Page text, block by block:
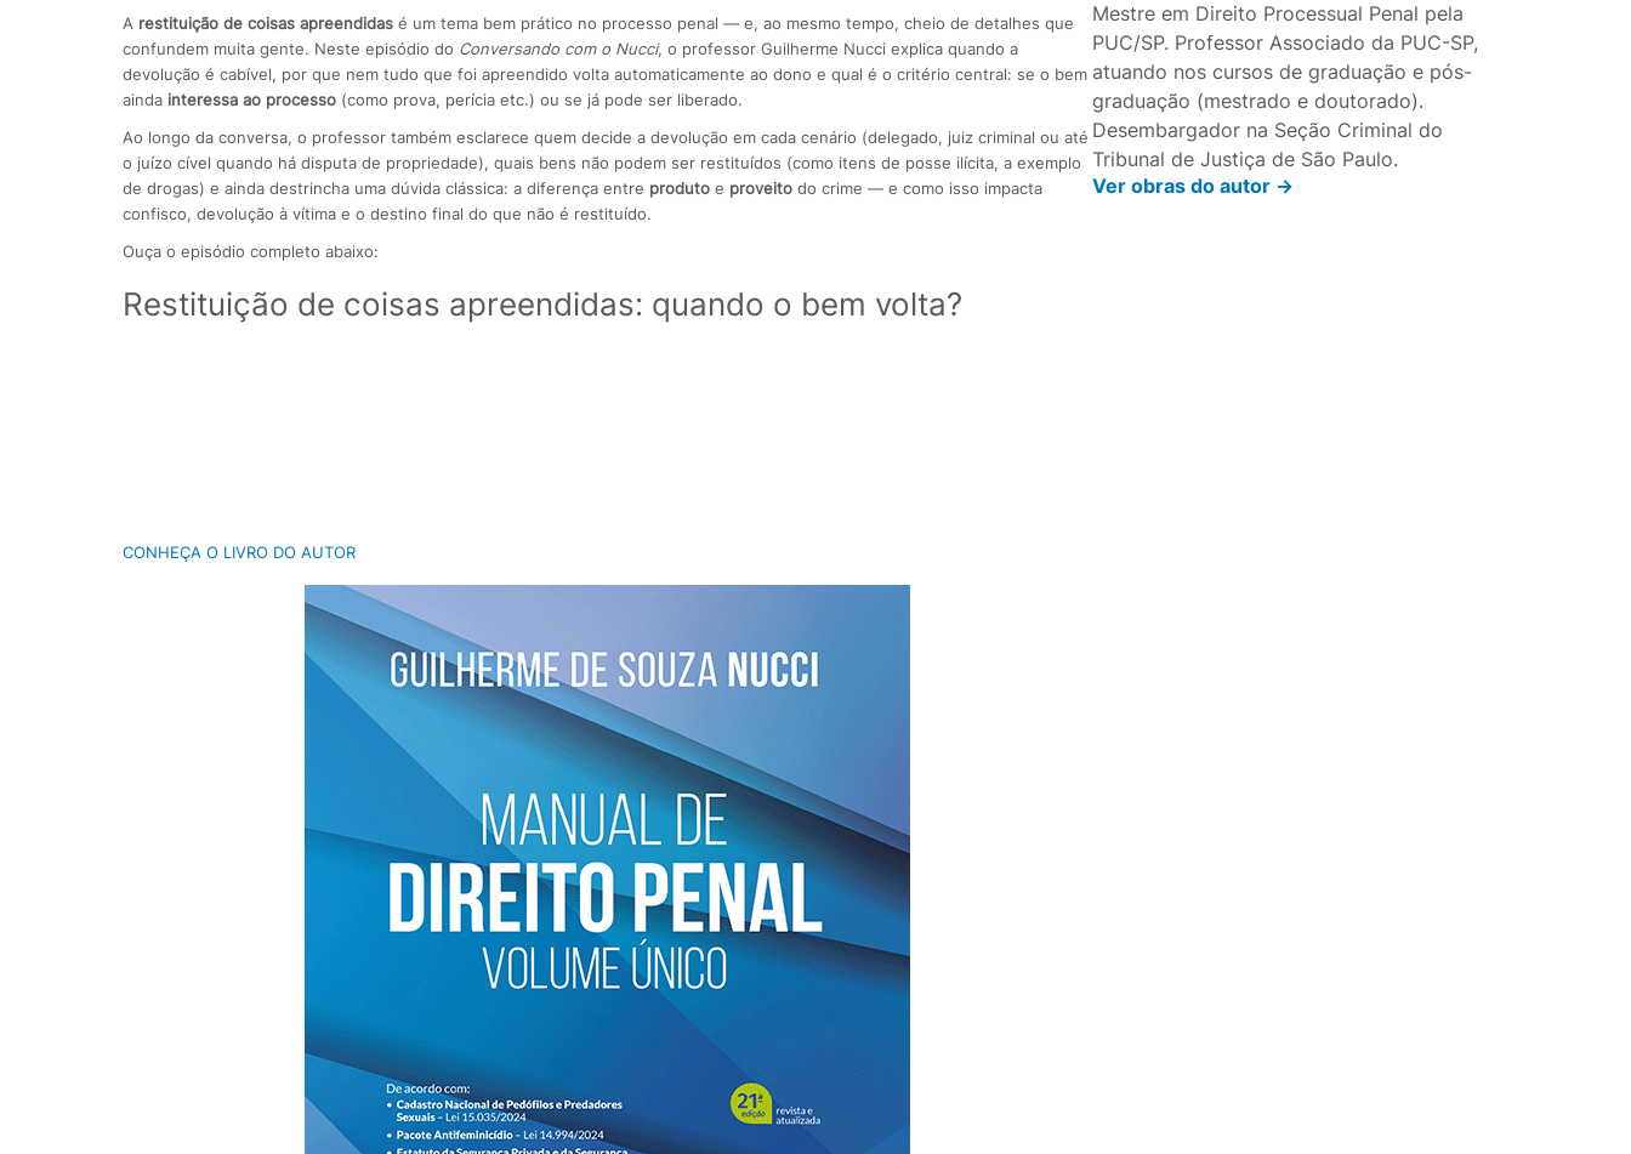
A restituição de coisas apreendidasé um tema bem prático no processo penal — e, ao mesmo tempo, cheio de detalhes que
confundem muita gente. Neste episódio do Conversando com o Nucci, o professor Guilherme Nucci explica quando a
devolução é cabível, por que nem tudo que foi apreendido volta automaticamente ao dono e qual é o critério central: se o bem
ainda interessa ao processo(como prova, perícia etc.) ou se já pode ser liberado.
Ao longo da conversa, o professor também esclarece quem decide a devolução em cada cenário (delegado, juiz criminal ou até
o juízo cível quando há disputa de propriedade), quais bens não podem ser restituídos (como itens de posse ilícita, a exemplo
de drogas) e ainda destrincha uma dúvida clássica: a diferença entre produtoe proveitodo crime — e como isso impacta
confisco, devolução à vítima e o destino final do que não é restituído.
Ouça o episódio completo abaixo:
Restituição de coisas apreendidas: quando o bem volta?
CONHEÇA O LIVRO DO AUTOR
Mestre em Direito Processual Penal pela
PUC/SP. Professor Associado da PUC-SP,
atuando nos cursos de graduação e pós-
graduação (mestrado e doutorado).
Desembargador na Seção Criminal do
Tribunal de Justiça de São Paulo.
Ver obras do autor ->